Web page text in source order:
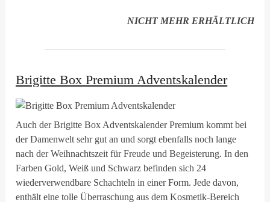
NICHT MEHR ERHÄLTLICH
Brigitte Box Premium Adventskalender
Auch der Brigitte Box Adventskalender Premium kommt bei
der Damenwelt sehr gut an und sorgt ebenfalls noch lange
nach der Weihnachtszeit für Freude und Begeisterung. In den
Farben Gold, Weiß und Schwarz befinden sich 24
wiederverwendbare Schachteln in einer Form. Jede davon,
enthält eine tolle Überraschung aus dem Kosmetik-Bereich